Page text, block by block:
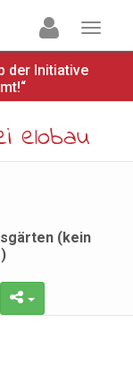
der Initiative
elobau
(kein